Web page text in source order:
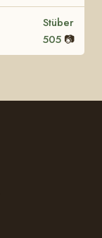
Stüber
505 📷